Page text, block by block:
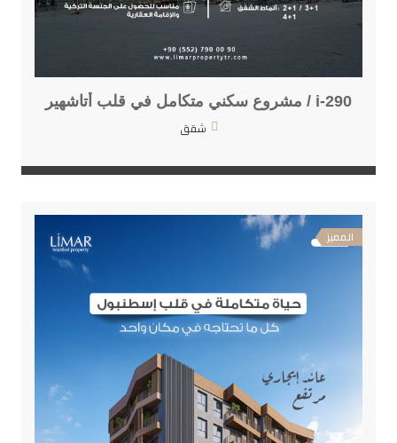
i-290 / مشروع سكني متكامل في قلب أتاشهير
شقق
المميز